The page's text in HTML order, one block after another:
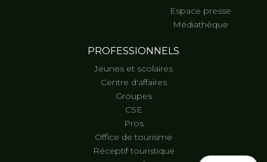
Espace presse
Médiathèque
PROFESSIONNELS
Jeunes et scolaires
Centre d'affaires
Groupes
CSE
Pros
Office de tourisme
Réceptif touristique